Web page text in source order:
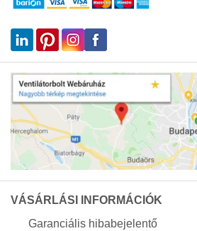
VÁSÁRLÁSI INFORMÁCIÓK
Garanciális hibabejelentő